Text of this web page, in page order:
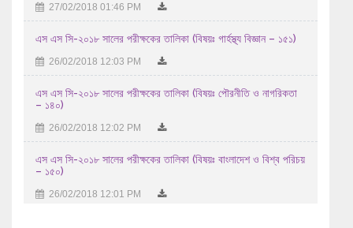
23/07/2026 10:07 AM
এইচ এস সি-২০২৬ সালের পরীক্ষকের তালিকা (বিষয়ঃ Production
Management 1st Paper -286 )
27/02/2018 01:46 PM
এস এস সি-২০১৮ সালের পরীক্ষকের তালিকা (বিষয়ঃ গার্হস্থ্য বিজ্ঞান – ১৫১)
26/02/2018 12:03 PM
এস এস সি-২০১৮ সালের পরীক্ষকের তালিকা (বিষয়ঃ পৌরনীতি ও নাগরিকতা
– ১৪০)
26/02/2018 12:02 PM
এস এস সি-২০১৮ সালের পরীক্ষকের তালিকা (বিষয়ঃ বাংলাদেশ ও বিশ্ব পরিচয়
– ১৫০)
26/02/2018 12:01 PM